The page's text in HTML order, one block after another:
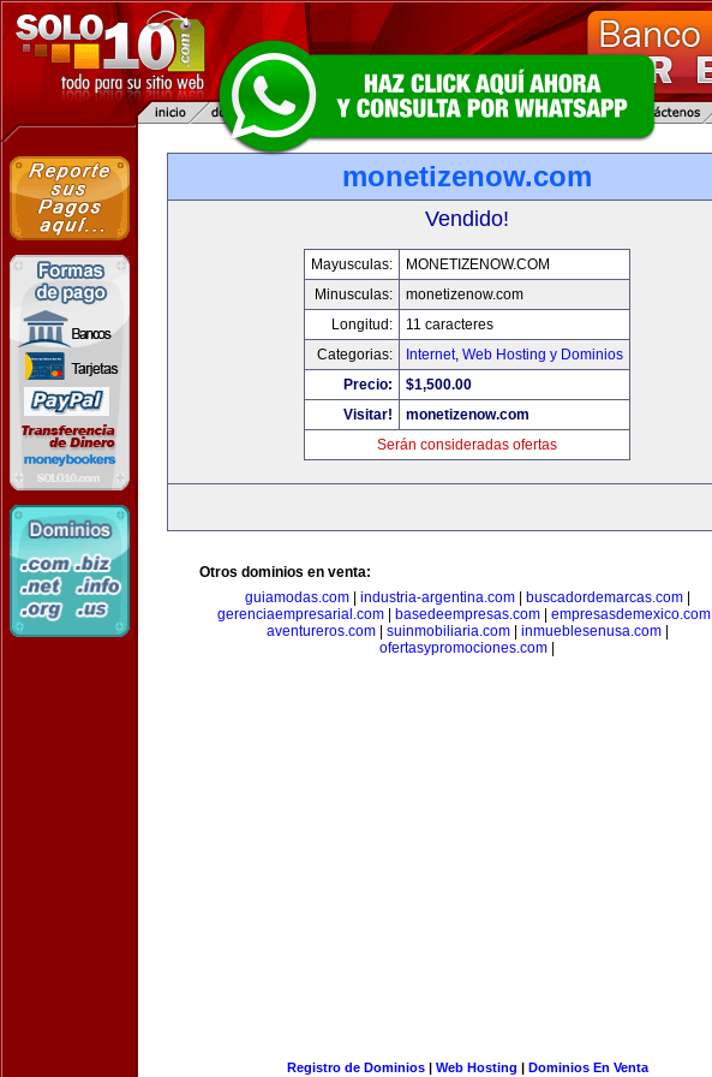
monetizenow.com
Vendido!
Mayusculas:
MONETIZENOW.COM
Minusculas:
monetizenow.com
Longitud:
11 caracteres
Categorias:
Internet, Web Hosting y Dominios
Precio:
$1,500.00
Visitar!
monetizenow.com
Serán consideradas ofertas
Otros dominios en venta:
guiamodas.com| industria-argentina.com| buscadordemarcas.com|
gerenciaempresarial.com| basedeempresas.com| empresasdemexico.com|
aventureros.com| suinmobiliaria.com| inmueblesenusa.com|
ofertasypromociones.com
Registro de Dominios| Web Hosting | Dominios En Venta